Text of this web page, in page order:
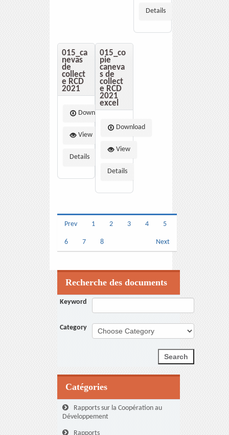
Details
015_ca
nevas
de
collect
e RCD
2021
Download
View
Details
015_co
pie
caneva
s de
collect
e RCD
2021
excel
Download
View
Details
Prev 1 2 3 4 5
6 7 8 Next
Recherche des documents
Keyword
Category
Catégories
Rapports sur la Coopération au
Développement
Rapports